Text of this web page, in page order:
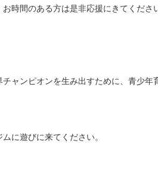
時間のある方は是非応援にきてくださ
ャンピオンを生み出すために、青少
に遊びに来てください。